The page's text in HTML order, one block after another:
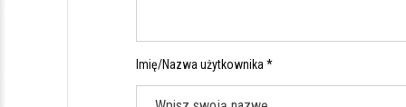
Imię/Nazwa użytkownika *